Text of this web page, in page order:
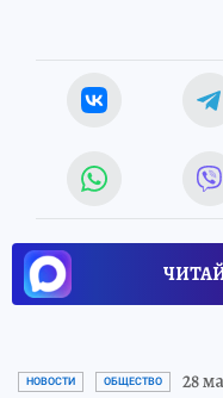
НОВОСТИ ОБЩЕСТВО 28